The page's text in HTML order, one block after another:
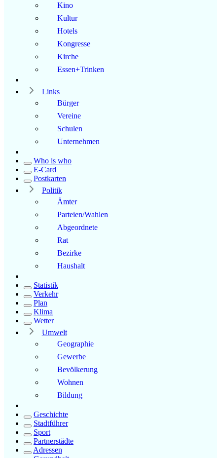
Kino
Kultur
Hotels
Kongresse
Kirche
Essen+Trinken
Links
Bürger
Vereine
Schulen
Unternehmen
Who is who
E-Card
Postkarten
Politik
Ämter
Parteien/Wahlen
Abgeordnete
Rat
Bezirke
Haushalt
Statistik
Verkehr
Plan
Klima
Wetter
Umwelt
Geographie
Gewerbe
Bevölkerung
Wohnen
Bildung
Geschichte
Stadtführer
Sport
Partnerstädte
Adressen